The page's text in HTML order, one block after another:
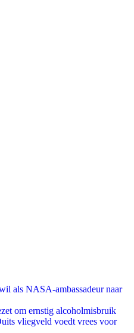
als NASA-ambassadeur naar
om ernstig alcoholmisbruik
vliegveld voedt vrees voor